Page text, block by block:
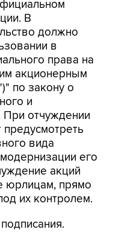
должно
в
права на
акционерным
по закону о
и
отчуждении
вида
его
акций
юрлицам, прямо
их контролем.
в МАШ